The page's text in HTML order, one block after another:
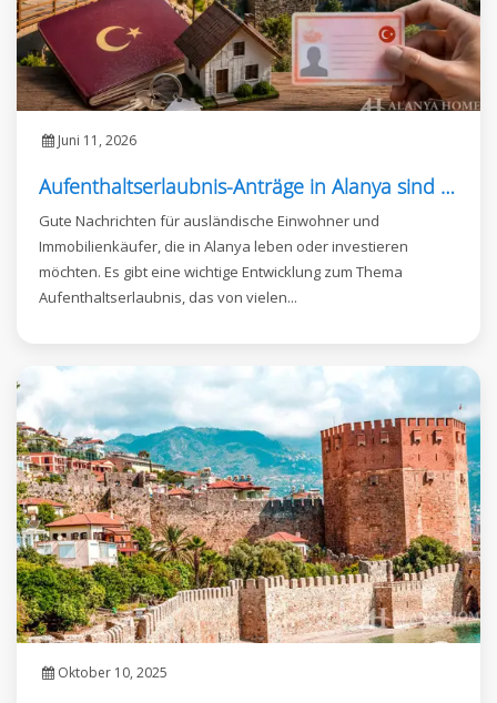
Juni 11, 2026
Aufenthaltserlaubnis-Anträge in Alanya sind wieder möglich
Gute Nachrichten für ausländische Einwohner und
Immobilienkäufer, die in Alanya leben oder investieren
möchten. Es gibt eine wichtige Entwicklung zum Thema
Aufenthaltserlaubnis, das von vielen...
Oktober 10, 2025